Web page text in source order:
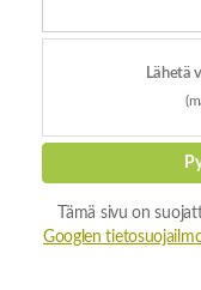
Lähetä
Tämä sivu on
Googlen